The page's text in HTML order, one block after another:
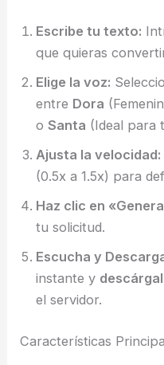
Escribe tu texto:
que quieras
Elige la voz:
entre Dora
oSanta (Ideal para
Ajusta la velocidad:
(0.5x a 1.5x) para
Haz clic en
tu solicitud.
Escucha y
instante y
el servidor.
Características